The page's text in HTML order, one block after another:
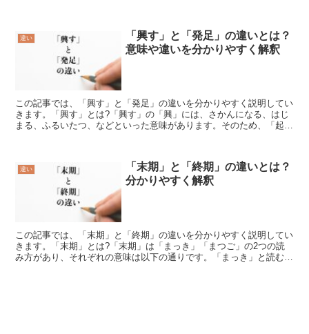
違い
「興す」と「発足」の違いとは？
意味や違いを分かりやすく解釈
この記事では、「興す」と「発足」の違いを分かりやすく説明してい
きます。「興す」とは?「興す」の「興」には、さかんになる、はじ
まる、ふるいたつ、などといった意味があります。そのため、「起こ
違い
「末期」と「終期」の違いとは？
分かりやすく解釈
この記事では、「末期」と「終期」の違いを分かりやすく説明してい
きます。「末期」とは?「末期」は「まっき」「まつご」の2つの読
み方があり、それぞれの意味は以下の通りです。「まっき」と読む場